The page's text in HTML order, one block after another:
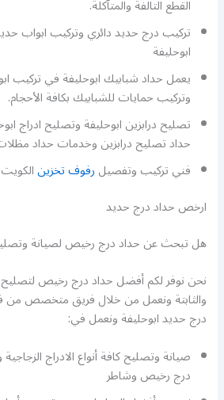
القطع التالفة والمتآكلة.
تركيب درج حديد دائري وتركيب ابواب
ابوحليفة
يعمل حداد شبابيك ابوحليفة في تركيب
وتركيب حمايات للشبابيك بكافة الأحجام.
تصليح درابزين ابوحليفة وتصليح ادراج
حداد تصليح درابزين وخدمات حداد
فني تركيب وتفصيلرفوف تخزينالكويت
ارخص حداد درج حديد
هل تبحث عن حداد درج رخيص لصيانة
نحن نوفر لكم أفضل حداد درج رخيص لتصليح
والثابتة ونعمل من خلال فريق متخصص من
درج حديد ابوحليفة ونعمل في:
صيانة وتصليح كافة أنواع الادراج
درج رخيص وشاطر